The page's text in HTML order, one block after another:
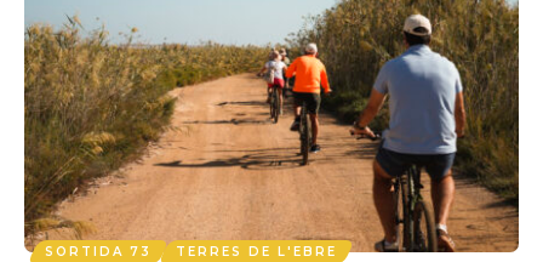
SORTIDA 73 TERRES DE L'EBRE